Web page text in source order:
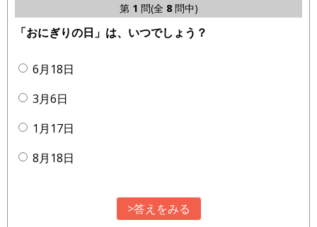
第 1 問(全 8問中)
「おにぎりの日」は、いつでしょう？
6月18日
3月6日
1月17日
8月18日
>答えをみる